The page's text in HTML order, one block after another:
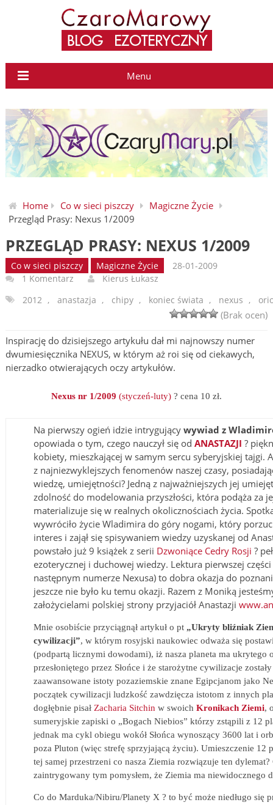
Menu
Home Co w sieci piszczy
Magiczne Życie
Przegląd Prasy: Nexus 1/2009
PRZEGLĄD PRASY: NEXUS 1/2009
Co w sieci piszczy Magiczne Życie
28-01-2009
1 Komentarz
Kierus Łukasz
2012 , anastazja , chipy , koniec świata , nexus ,
(Brak ocen)
Inspirację do dzisiejszego artykułu dał mi najnowszy numer
dwumiesięcznika NEXUS, w którym aż roi się od ciekawych,
nierzadko otwierających oczy artykułów.
Nexus nr 1/2009 (styczeń-luty)? cena 10 zł.
Na pierwszy ogień idzie intrygujący wywiad z
opowiada o tym, czego nauczył się od ANASTAZJI ?
kobiety, mieszkającej w samym sercu syberyjskiej tajgi.
z najniezwyklejszych fenomenów naszej czasy,
wiedzę, umiejętności? Jedną z najważniejszych jej
zdolność do modelowania przyszłości, która podąża za
materializuje się w realnych okolicznościach życia.
wywróciło życie Wladimira do góry nogami, który
interes i zajął się spisywaniem wiedzy uzyskanej od
powstało już 9 książek z serii Dzwoniące Cedry Rosji ?
ezoterycznej i duchowej wiedzy. Lektura pierwszej
następnym numerze Nexusa) to dobra okazja do
jeszcze nie było ku temu okazji. Razem z Moniką
założycielami polskiej strony przyjaciół Anastazji
Mnie osobiście przyciągnął artykuł o pt „Ukryty bliźniak
cywilizacji”, w którym rosyjski naukowiec odważa się
(podpartą licznymi dowodami), iż nasza planeta ma ukrytego
przesłoniętego przez Słońce i że starożytne cywilizacje
zaawansowane istoty pozaziemskie znane Egipcjanom jako
początek cywilizacji ludzkość zawdzięcza istotom z innych
dogłębnie pisał Zacharia Sitchin w swoich Kronikach Ziemi,
sumeryjskie zapiski o „Bogach Niebios” którzy zstąpili z 12
jednak ma cykl obiegu wokół Słońca wynoszący 3600 lat i
poza Pluton (więc strefę sprzyjającą życiu). Umieszczenie 12
tej samej przestrzeni co nasza Ziemia rozwiązuje ten dylemat?
zaintrygowany tym pomysłem, że Ziemia ma niewidocznego
Co do Marduka/Nibiru/Planety X ? to być może niedługo się